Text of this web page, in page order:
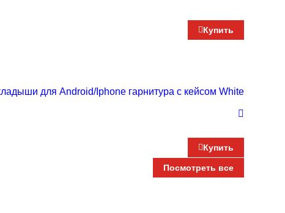
Купить
для Android/Iphone гарнитура с кейсом White
Купить
Посмотреть все